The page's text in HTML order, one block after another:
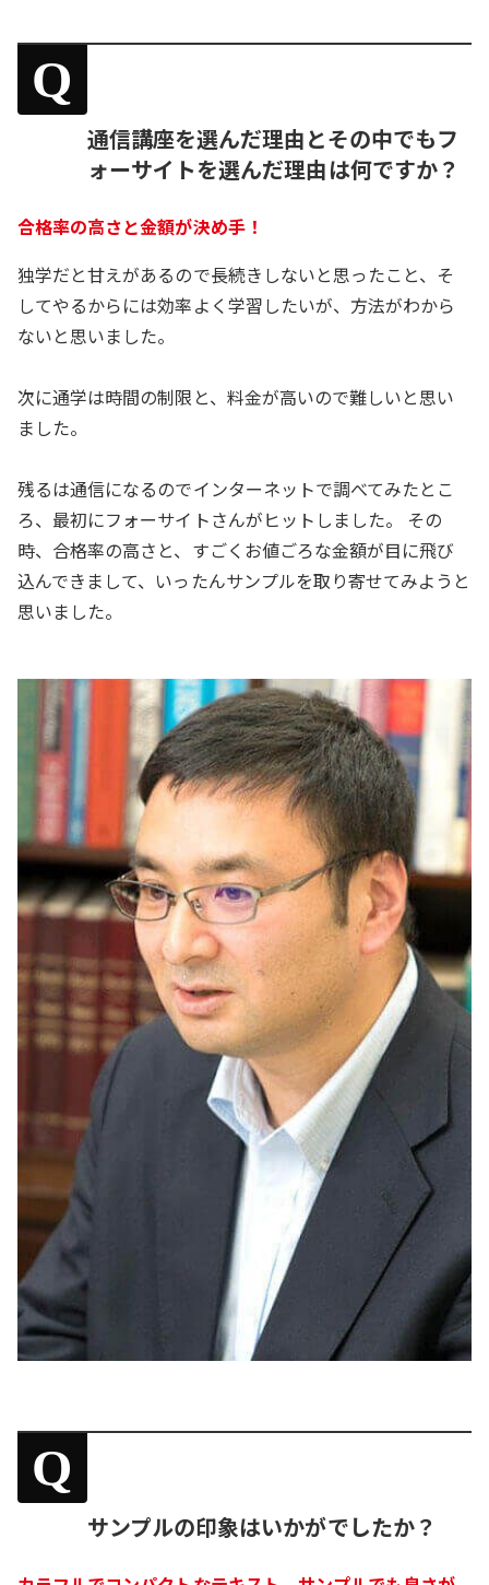
Q
通信講座を選んだ理由とその中でもフ
ォーサイトを選んだ理由は何ですか？
合格率の高さと金額が決め手！
独学だと甘えがあるので長続きしないと思ったこと、そ
してやるからには効率よく学習したいが、方法がわから
ないと思いました。
次に通学は時間の制限と、料金が高いので難しいと思い
ました。
残るは通信になるのでインターネットで調べてみたとこ
ろ、最初にフォーサイトさんがヒットしました。 その
時、合格率の高さと、すごくお値ごろな金額が目に飛び
込んできまして、いったんサンプルを取り寄せてみようと
思いました。
Q
サンプルの印象はいかがでしたか？